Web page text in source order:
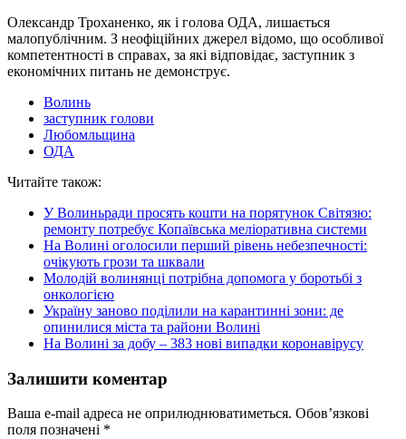
Олександр Троханенко, як і голова ОДА, лишається
малопублічним. З неофіційних джерел відомо, що особливої
компетентності в справах, за які відповідає, заступник з
економічних питань не демонструє.
Волинь
заступник голови
Любомльщина
ОДА
Читайте також:
У Волиньради просять кошти на порятунок Світязю:
ремонту потребує Копаївська меліоративна системи
На Волині оголосили перший рівень небезпечності:
очікують грози та шквали
Молодій волинянці потрібна допомога у боротьбі з
онкологією
Україну заново поділили на карантинні зони: де
опинилися міста та райони Волині
На Волині за добу – 383 нові випадки коронавірусу
Залишити коментар
Ваша e-mail адреса не оприлюднюватиметься. Обов’язкові
поля позначені *